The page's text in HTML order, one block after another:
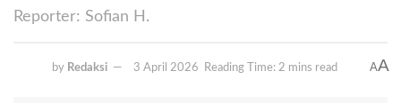
Reporter: Sofian H.
by Redaksi 3 April 2026 Reading Time: 2 mins read AA